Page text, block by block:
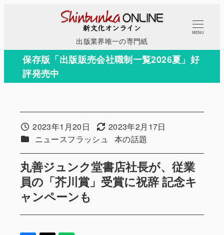
コ
テ
出版業界唯一の専門紙
MENU
保存版「出版販売会社職制一覧2026夏」好
評発売中
丸善ジュンク堂書店社長が、従業
員の「芥川賞」受賞に祝辞 記念キ
ャンペーンも
投稿日2023年1月20日 更新日2023年2月17日
カテゴリー
ニュースフラッシュ カテゴリー
本の話題